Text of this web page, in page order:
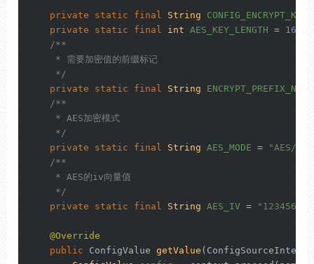
private static final String CONFIG_ENCRYPT_KEY
private
static final int AES_KEY_LENGTH = 16
/**
     * 需要加密值的前缀标记
     */
private
static final String
ENCRYPT_PREFIX_NAME
/**
     * AES加密模式
     */
private
static final String AES_MODE =
"AES/
/**
     * AES的iv向量值
     */
private
static final String AES_IV =
@Override
public ConfigValue getValue